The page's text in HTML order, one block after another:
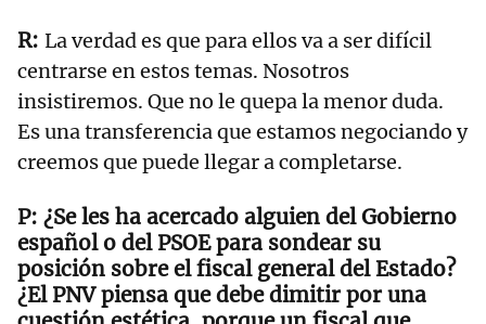
La verdad es que para ellos va a ser difícil
centrarse en estos temas. Nosotros
insistiremos. Que no le quepa la menor duda.
Es una transferencia que estamos negociando y
creemos que puede llegar a completarse.
¿Se les ha acercado alguien del Gobierno
español o del PSOE para sondear su
posición sobre el fiscal general del Estado?
¿El PNV piensa que debe dimitir por una